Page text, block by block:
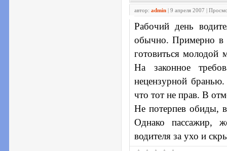
автор: admin | 9 апреля 2007 |
Рабочий день
обычно. Примерно в
готовиться молодой
На законное
нецензурной
что тот не прав. В
Не потерпев обиды,
Однако пассажир,
водителя за ухо и